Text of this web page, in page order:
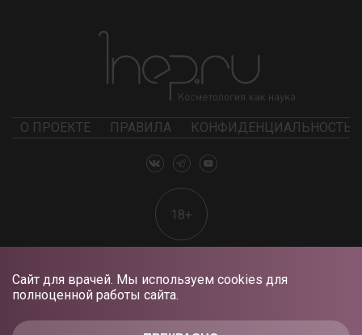
Сайт для врачей. Мы используем cookies для
полноценной работы сайта.
О ПРОЕКТЕ ПРАВИЛА КОНФИДЕНЦИАЛЬНОСТЬ
18+